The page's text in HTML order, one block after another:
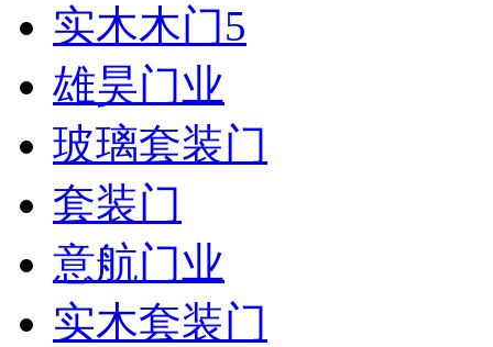
实木木门5
雄昊门业
玻璃套装门
套装门
意航门业
实木套装门